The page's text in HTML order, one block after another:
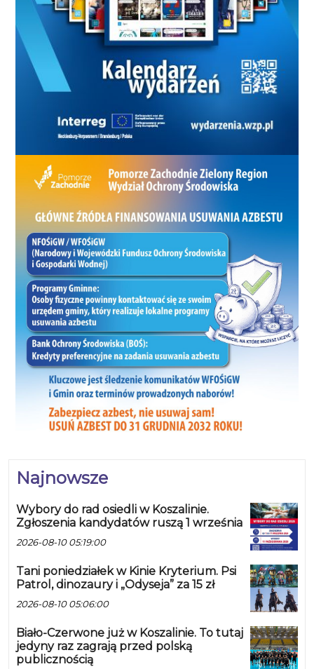
Najnowsze
Wybory do rad osiedli w Koszalinie.
Zgłoszenia kandydatów ruszą 1 września
2026-08-10 05:19:00
Tani poniedziałek w Kinie Kryterium. Psi
Patrol, dinozaury i „Odyseja” za 15 zł
2026-08-10 05:06:00
Biało-Czerwone już w Koszalinie. To tutaj
jedyny raz zagrają przed polską
publicznością